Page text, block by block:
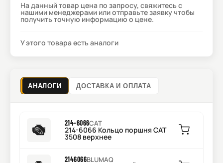
На данный товар цена по запросу, свяжитесь с
нашими менеджерами или отправьте заявку чтобы
получить точную информацию о цене.
У этого товара есть аналоги
АНАЛОГИ ДОСТАВКА И ОПЛАТА
214-6066CAT
214-6066 Кольцо поршня CAT
3508 верхнее
2146066BLUMAQ